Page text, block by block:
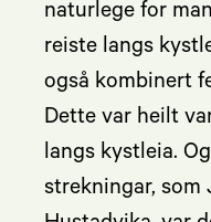
naturlege for
reiste langs
også kombinert
Dette var heilt
langs kystleia.
strekningar,